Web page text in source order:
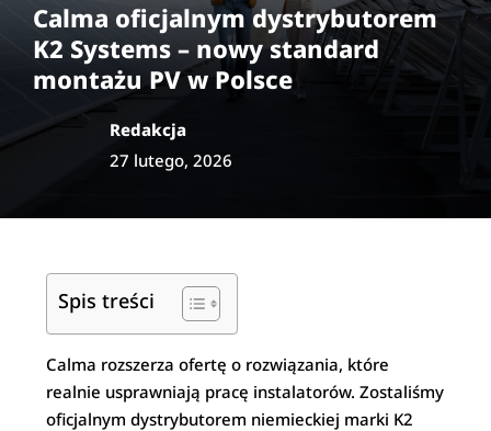
Calma oficjalnym dystrybutorem
K2 Systems – nowy standard
montażu PV w Polsce
Redakcja
27 lutego, 2026
Spis treści
Calma rozszerza ofertę o rozwiązania, które
realnie usprawniają pracę instalatorów. Zostaliśmy
oficjalnym dystrybutorem niemieckiej marki K2